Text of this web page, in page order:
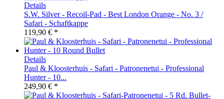
Details
S.W. Silver - Recoil-Pad - Best London Orange - No. 3 /
Safari - Schaftkappe
119,90 € *
Details
Paul & Kloosterhuis - Safari - Patronenetui - Professional
Hunter - 10...
249,90 € *